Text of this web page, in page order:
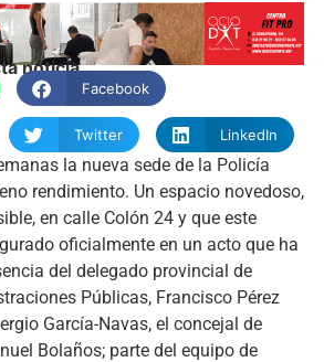
noticia
Facebook
Twitter LinkedIn
la nueva sede de la Policía
rendimiento. Un espacio novedoso,
en calle Colón 24 y que este
oficialmente en un acto que ha
del delegado provincial de
Públicas, Francisco Pérez
García-Navas, el concejal de
Bolaños; parte del equipo de